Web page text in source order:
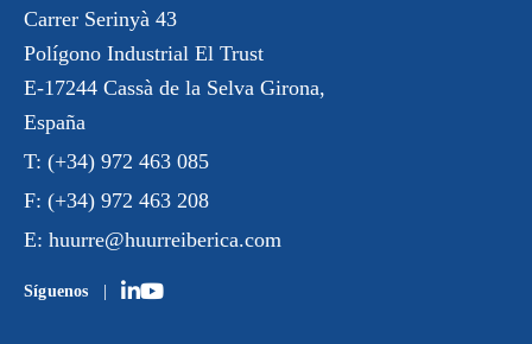
Carrer Serinyà 43
Polígono Industrial El Trust
E-17244 Cassà de la Selva Girona,
España
T: (+34) 972 463 085
F: (+34) 972 463 208
E: huurre@huurreiberica.com
Síguenos